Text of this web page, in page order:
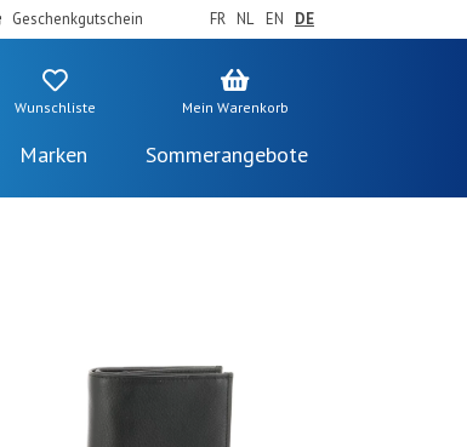
Geschenkgutschein FR NL EN DE
Wunschliste Mein Warenkorb
Marken Sommerangebote